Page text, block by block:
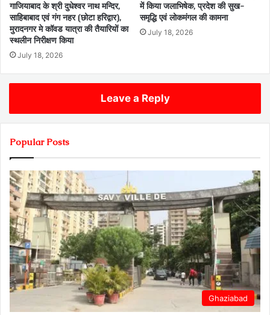
गाजियाबाद के श्री दुधेश्वर नाथ मन्दिर,
साहिबाबाद एवं गंग नहर (छोटा हरिद्वार),
मुरादनगर मे कॉवड यात्रा की तैयारियों का
स्थलीन निरीक्षण किया
July 18, 2026
में किया जलाभिषेक, प्रदेश की सुख-
समृद्धि एवं लोकमंगल की कामना
July 18, 2026
Leave a Reply
Popular Posts
Ghaziabad